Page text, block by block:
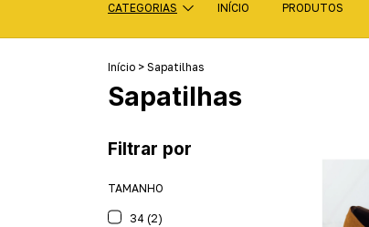
CATEGORIAS INÍCIO PRODUTOS
Início > Sapatilhas
Sapatilhas
Filtrar por
TAMANHO
34 (2)